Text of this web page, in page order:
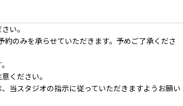
い。
のみを承らせていただきます。予めご了承くださ
ください。
当スタジオの指示に従っていただきますようお願い